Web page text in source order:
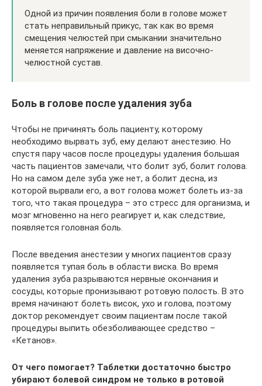
Одной из причин появления боли в голове может
стать неправильный прикус, так как во время
смещения челюстей при смыкании значительно
меняется напряжение и давление на височно-
челюстной сустав.
Боль в голове после удаления зуба
Чтобы не причинять боль пациенту, которому
необходимо вырвать зуб, ему делают анестезию. Но
спустя пару часов после процедуры удаления большая
часть пациентов замечали, что болит зуб, болит голова.
Но на самом деле зуба уже нет, а болит десна, из
которой вырвали его, а вот голова может болеть из-за
того, что такая процедура – это стресс для организма, и
мозг мгновенно на него реагирует и, как следствие,
появляется головная боль.
После введения анестезии у многих пациентов сразу
появляется тупая боль в области виска. Во время
удаления зуба разрываются нервные окончания и
сосуды, которые пронизывают ротовую полость. В это
время начинают болеть висок, ухо и голова, поэтому
доктор рекомендует своим пациентам после такой
процедуры выпить обезболивающее средство –
«Кетанов».
От чего помогает? Таблетки достаточно быстро
убирают болевой синдром не только в ротовой